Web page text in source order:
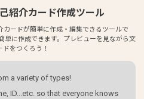
紹介カード作成ツール
カードが簡単に作成・編集できるツールで
単に作成できます。プレビューを見ながら文
をつくろう！
a variety of types!
ID...etc. so that everyone knows